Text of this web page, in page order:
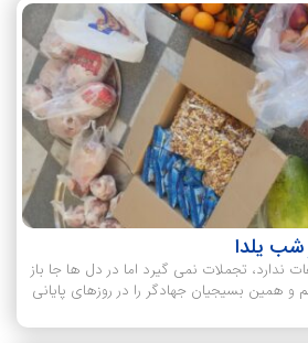
شب یلدا
ندارد، تجملات نمی گیرد اما در دل ها جا باز
و همین بسیجیان جهادگر را در روزهای پایانی